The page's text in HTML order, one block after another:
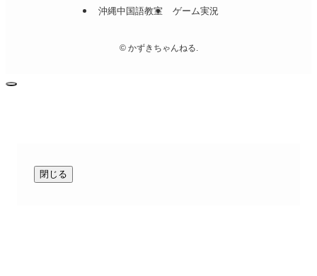
沖縄中国語教室
ゲーム実況
©かずきちゃんねる.
閉じる